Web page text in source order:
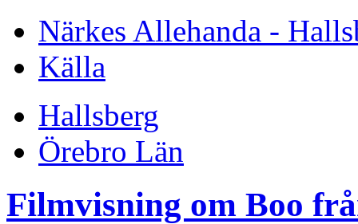
Närkes Allehanda -
Källa
Hallsberg
Örebro Län
Filmvisning om Boo